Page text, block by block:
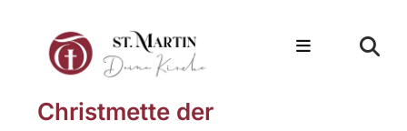
Christmette der